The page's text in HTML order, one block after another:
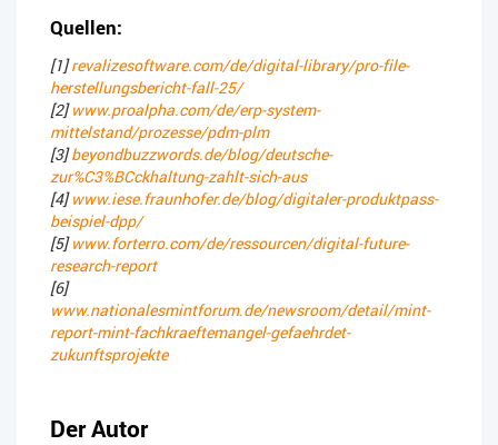
Quellen:
[1]revalizesoftware.com/de/digital-library/pro-file-
herstellungsbericht-fall-25/
[2]www.proalpha.com/de/erp-system-
mittelstand/prozesse/pdm-plm
[3]beyondbuzzwords.de/blog/deutsche-
zur%C3%BCckhaltung-zahlt-sich-aus
[4]www.iese.fraunhofer.de/blog/digitaler-produktpass-
beispiel-dpp/
[5]www.forterro.com/de/ressourcen/digital-future-
research-report
[6]
www.nationalesmintforum.de/newsroom/detail/mint-
report-mint-fachkraeftemangel-gefaehrdet-
zukunftsprojekte
Der Autor